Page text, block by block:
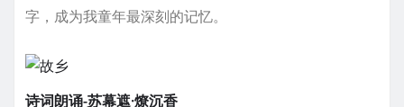
字，成为我童年最深刻的记忆。
诗词朗诵-苏幕遮·燎沉香